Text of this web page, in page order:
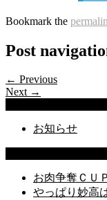
Bookmark the
Post
← Previous
Next →
お知らせ
お肉争奪ＣＵ
やっぱり妙高